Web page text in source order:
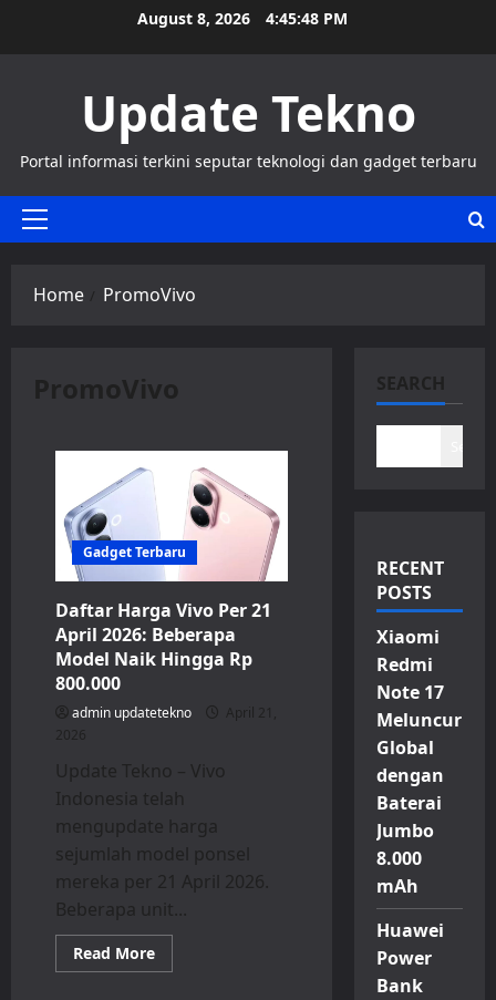
August 8, 2026 4:45:48 PM
Update Tekno
Portal informasi terkini seputar teknologi dan gadget terbaru
Primary
Home PromoVivo
PromoVivo
Gadget Terbaru
Daftar Harga Vivo Per 21
April 2026: Beberapa
Model Naik Hingga Rp
800.000
admin updatetekno
April 21,
2026
Update Tekno – Vivo
Indonesia telah
mengupdate harga
sejumlah model ponsel
mereka per 21 April 2026.
Beberapa unit...
Read MoreRead
more
SEARCH
RECENT
POSTS
Xiaomi
Redmi
Note 17
Meluncur
Global
dengan
Baterai
Jumbo
8.000
mAh
Huawei
Power
Bank